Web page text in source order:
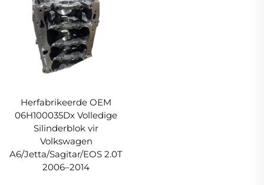
Herfabrikeerde OEM
06H100035Dx Volledige
Silinderblok vir
Volkswagen
A6/Jetta/Sagitar/EOS 2.0T
2006–2014